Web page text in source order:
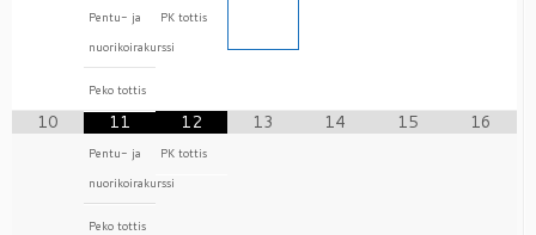
Pentu- ja
nuorikoirakurssi
Peko tottis
PK tottis
10 11
Pentu- ja
nuorikoirakurssi
Peko tottis
12
PK tottis
13 14 15 16